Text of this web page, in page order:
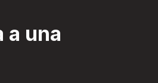
a una